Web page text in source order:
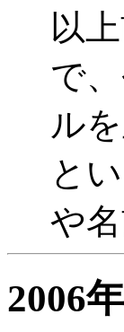
以
で
ル
と
や
2006